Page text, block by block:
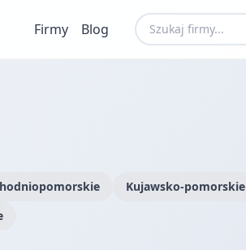
Firmy Blog
Kujawsko-pomorskie